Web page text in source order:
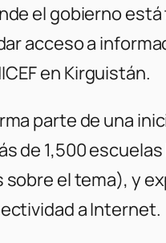
el gobierno
acceso a
en Kirguistán.
parte de una
de 1,500
el tema), y
a Internet.